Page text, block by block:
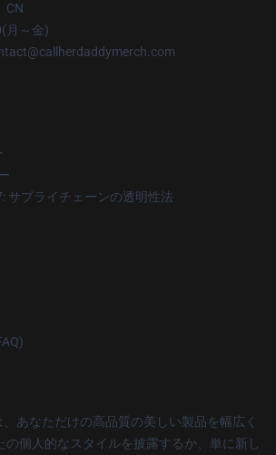
CN
月～金)
サプライチェーンの透明性法
あなただけの高品質の美しい製品を幅広く
の個人的なスタイルを披露するか、単に新し